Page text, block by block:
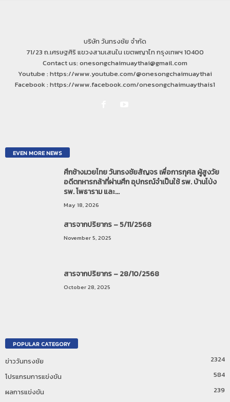
บริษัท วันทรงชัย จำกัด
71/23 ถ.เศรษฐศิริ แขวงสามเสนใน เขตพญาไท กรุงเทพฯ 10400
Contact us: onesongchaimuaythai@gmail.com
Youtube : https://www.youtube.com/@onesongchaimuaythai
Facebook : https://www.facebook.com/onesongchaimuaythais1
EVEN MORE NEWS
ศึกช้างมวยไทย วันทรงชัยสัญจร เพื่อการกุศล ผู้สูงวัย
อดีตทหารกล้าที่ผ่านศึก อุปกรณ์จำเป็นใช้ รพ. บ้านโป่ง
รพ. โพธาราม และ...
May 18, 2026
สารจากปริยากร – 5/11/2568
November 5, 2025
สารจากปริยากร – 28/10/2568
October 28, 2025
POPULAR CATEGORY
ข่าววันทรงชัย
2324
โปรแกรมการแข่งขัน
584
ผลการแข่งขัน
239